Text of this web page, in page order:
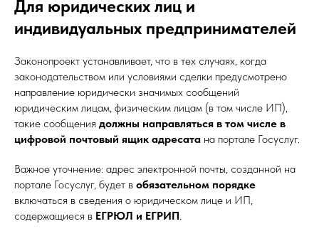
Для юридических лиц и
индивидуальных предпринимателей
Законопроект устанавливает, что в тех случаях, когда
законодательством или условиями сделки предусмотрено
направление юридически значимых сообщений
юридическим лицам, физическим лицам (в том числе ИП),
такие сообщения должны направляться в том числе в
цифровой почтовый ящик адресата на портале Госуслуг.
Важное уточнение: адрес электронной почты, созданной на
портале Госуслуг, будет в обязательном порядке
включаться в сведения о юридическом лице и ИП,
содержащиеся в ЕГРЮЛ и ЕГРИП.